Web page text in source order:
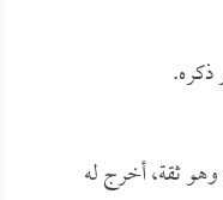
ثقة، أخرج له